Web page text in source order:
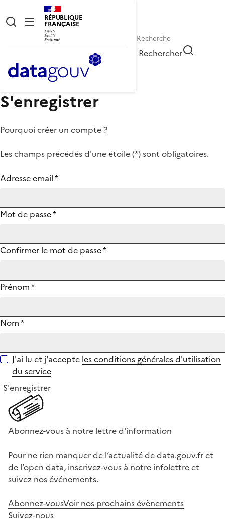
RÉPUBLIQUE
FRANÇAISE
Rechercher
S'enregistrer
Pourquoi créer un compte ?
Les champs précédés d'une étoile (*) sont obligatoires.
Adresse email*
Mot de passe*
Confirmer le mot de passe*
Prénom*
Nom*
J'ai lu et j'accepte les conditions générales d'utilisation
du service
S'enregistrer
Abonnez-vous à notre lettre d'information
Pour ne rien manquer de l’actualité de data.gouv.fr et
de l’open data, inscrivez-vous à notre infolettre et
suivez nos événements.
Abonnez-vousVoir nos prochains évènements
Suivez-nous